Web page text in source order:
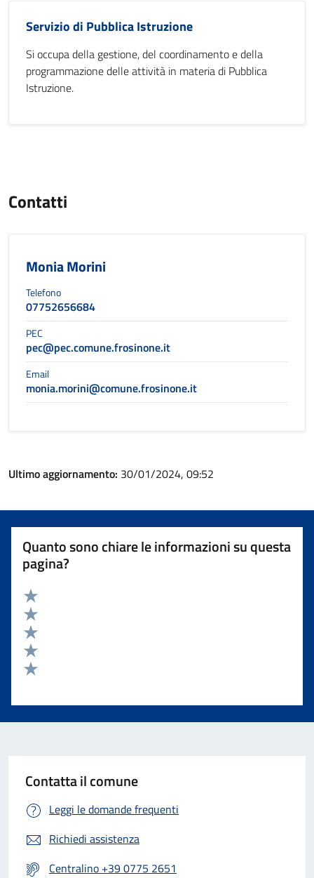
Servizio di Pubblica Istruzione
Si occupa della gestione, del coordinamento e della
programmazione delle attività in materia di Pubblica
Istruzione.
Contatti
Monia Morini
Telefono
07752656684
PEC
pec@pec.comune.frosinone.it
Email
monia.morini@comune.frosinone.it
Ultimo aggiornamento: 30/01/2024, 09:52
Quanto sono chiare le informazioni su questa
pagina?
Valuta 5 stelle su 5
Valuta 4 stelle su 5
Valuta 3 stelle su 5
Valuta 2 stelle su 5
Contatta il comune
Leggi le domande frequenti
Richiedi assistenza
Centralino +39 0775 2651